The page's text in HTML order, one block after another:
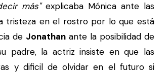
más"explicaba Mónica ante las
tristeza en el rostro por lo que está
de Jonathan ante la posibilidad de
padre, la actriz insiste en que las
y dificil de olvidar en el futuro si